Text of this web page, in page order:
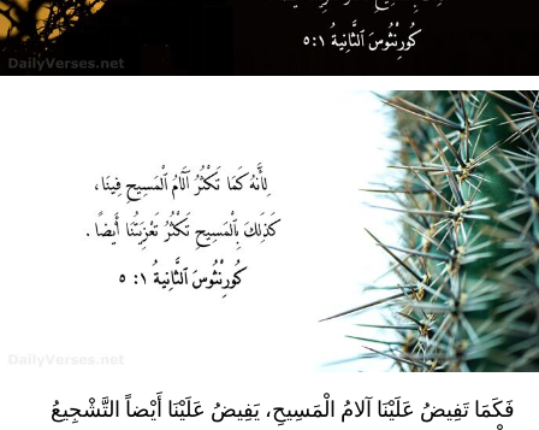
فَكَمَا تَفِيضُ عَلَيْنَا آلامُ الْمَسِيحِ، يَفِيضُ عَلَيْنَا أَيْضاً التَّشْجِيعُ